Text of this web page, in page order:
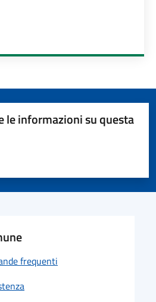
le informazioni su questa
su 5
su 5
5
frequenti